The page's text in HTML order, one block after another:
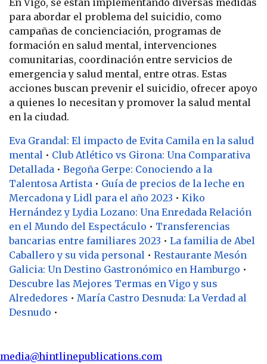
para abordar el problema del suicidio, como
campañas de concienciación, programas de
formación en salud mental, intervenciones
comunitarias, coordinación entre servicios de
emergencia y salud mental, entre otras. Estas
acciones buscan prevenir el suicidio, ofrecer apoyo
a quienes lo necesitan y promover la salud mental
en la ciudad.
Eva Grandal: El impacto de Evita Camila en la salud
mental • Club Atlético vs Girona: Una Comparativa
Detallada • Begoña Gerpe: Conociendo a la
Talentosa Artista • Guía de precios de la leche en
Mercadona y Lidl para el año 2023 • Kiko
Hernández y Lydia Lozano: Una Enredada Relación
en el Mundo del Espectáculo • Transferencias
bancarias entre familiares 2023 • La familia de Abel
Caballero y su vida personal • Restaurante Mesón
Galicia: Un Destino Gastronómico en Hamburgo •
Descubre las Mejores Termas en Vigo y sus
Alrededores • María Castro Desnuda: La Verdad al
Desnudo •
media@hintlinepublications.com